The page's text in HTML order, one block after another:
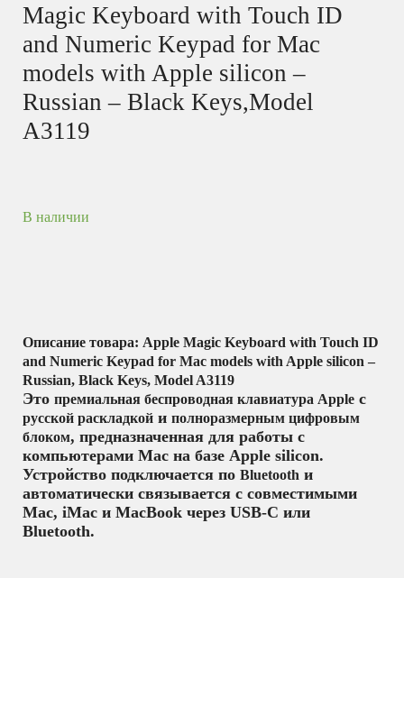
Magic Keyboard with Touch ID
and Numeric Keypad for Mac
models with Apple silicon –
Russian – Black Keys,Model
A3119
В наличии
Описание товара: Apple Magic Keyboard with Touch ID
and Numeric Keypad for Mac models with Apple silicon –
Russian, Black Keys, Model A3119
Это премиальная беспроводная клавиатура Apple с
русской раскладкой и полноразмерным цифровым
блоком, предназначенная для работы с
компьютерами Mac на базе Apple silicon.
Устройство подключается по Bluetooth и
автоматически связывается с совместимыми
Mac, iMac и MacBook через USB-C или
Bluetooth.